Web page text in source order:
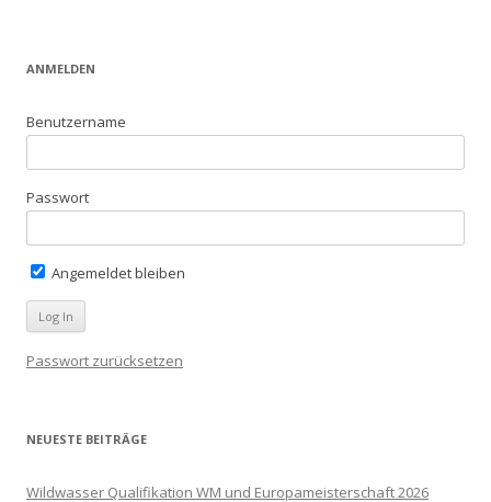
ANMELDEN
Benutzername
Passwort
Angemeldet bleiben
Passwort zurücksetzen
NEUESTE BEITRÄGE
Wildwasser Qualifikation WM und Europameisterschaft 2026